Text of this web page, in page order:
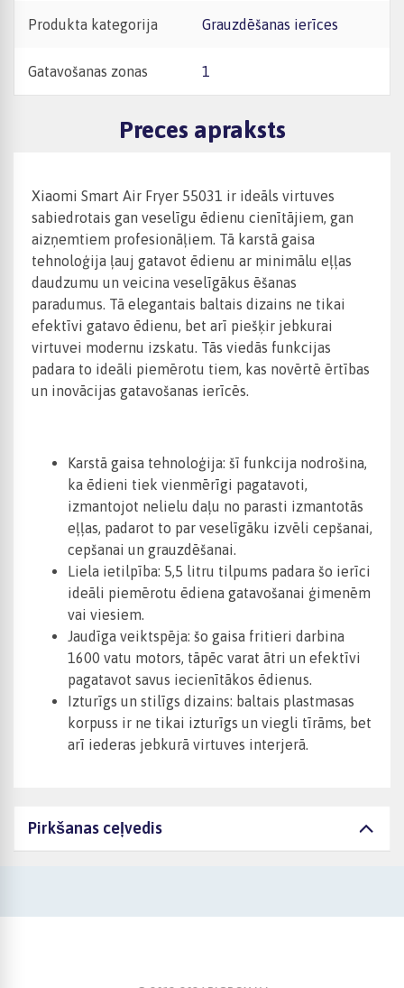
Produkta kategorija Grauzdēšanas ierīces
Gatavošanas zonas 1
Preces apraksts
Xiaomi Smart Air Fryer 55031 ir ideāls virtuves
sabiedrotais gan veselīgu ēdienu cienītājiem, gan
aizņemtiem profesionāļiem. Tā karstā gaisa
tehnoloģija ļauj gatavot ēdienu ar minimālu eļļas
daudzumu un veicina veselīgākus ēšanas
paradumus. Tā elegantais baltais dizains ne tikai
efektīvi gatavo ēdienu, bet arī piešķir jebkurai
virtuvei modernu izskatu. Tās viedās funkcijas
padara to ideāli piemērotu tiem, kas novērtē ērtības
un inovācijas gatavošanas ierīcēs.
Karstā gaisa tehnoloģija: šī funkcija nodrošina,
ka ēdieni tiek vienmērīgi pagatavoti,
izmantojot nelielu daļu no parasti izmantotās
eļļas, padarot to par veselīgāku izvēli cepšanai,
cepšanai un grauzdēšanai.
Liela ietilpība: 5,5 litru tilpums padara šo ierīci
ideāli piemērotu ēdiena gatavošanai ģimenēm
vai viesiem.
Jaudīga veiktspēja: šo gaisa fritieri darbina
1600 vatu motors, tāpēc varat ātri un efektīvi
pagatavot savus iecienītākos ēdienus.
Izturīgs un stilīgs dizains: baltais plastmasas
korpuss ir ne tikai izturīgs un viegli tīrāms, bet
arī iederas jebkurā virtuves interjerā.
Pirkšanas ceļvedis